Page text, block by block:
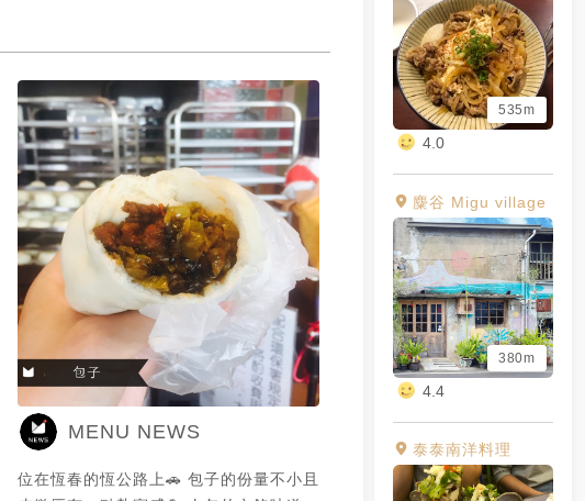
535m
4.0
麋谷 Migu village
380m
4.4
泰泰南洋料理
MENU NEWS
位在恆春的恆公路上🚗 包子的份量不小且